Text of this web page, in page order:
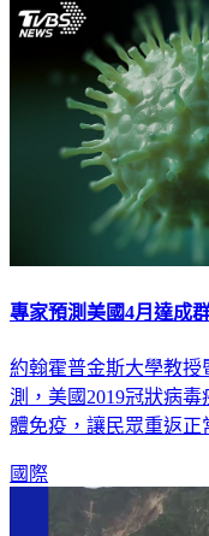
專家預測美國4月達成
約翰霍普金斯大學教授
測，美國2019冠狀病
體免疫，讓民眾重返正
國際